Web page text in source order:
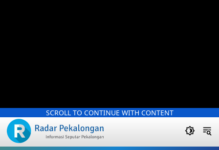
SCROLL TO CONTINUE WITH CONTENT